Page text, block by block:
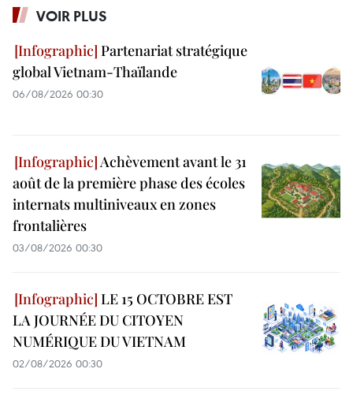
VOIR PLUS
Partenariat stratégique
global Vietnam-Thaïlande
06/08/2026 00:30
Achèvement avant le 31
août de la première phase des écoles
internats multiniveaux en zones
frontalières
03/08/2026 00:30
LE 15 OCTOBRE EST
LA JOURNÉE DU CITOYEN
NUMÉRIQUE DU VIETNAM
02/08/2026 00:30